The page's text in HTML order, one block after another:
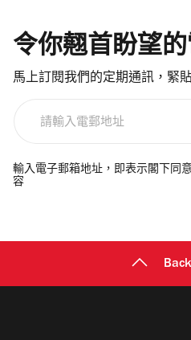
令你翹首盼望
馬上訂閱我們的定期通訊，緊
電
郵
輸入電子郵箱地址，即表示閣下同意
容